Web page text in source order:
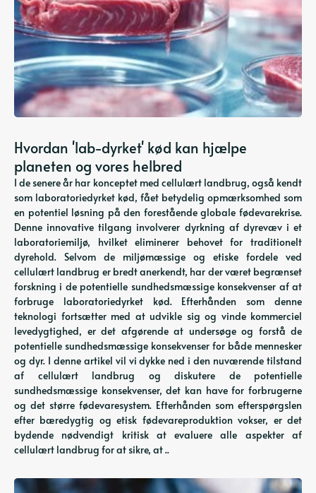
Hvordan 'lab-dyrket' kød kan hjælpe
planeten og vores helbred
I de senere år har konceptet med cellulært landbrug, også kendt
som laboratoriedyrket kød, fået betydelig opmærksomhed som
en potentiel løsning på den forestående globale fødevarekrise.
Denne innovative tilgang involverer dyrkning af dyrevæv i et
laboratoriemiljø, hvilket eliminerer behovet for traditionelt
dyrehold. Selvom de miljømæssige og etiske fordele ved
cellulært landbrug er bredt anerkendt, har der været begrænset
forskning i de potentielle sundhedsmæssige konsekvenser af at
forbruge laboratoriedyrket kød. Efterhånden som denne
teknologi fortsætter med at udvikle sig og vinde kommerciel
levedygtighed, er det afgørende at undersøge og forstå de
potentielle sundhedsmæssige konsekvenser for både mennesker
og dyr. I denne artikel vil vi dykke ned i den nuværende tilstand
af cellulært landbrug og diskutere de potentielle
sundhedsmæssige konsekvenser, det kan have for forbrugerne
og det større fødevaresystem. Efterhånden som efterspørgslen
efter bæredygtig og etisk fødevareproduktion vokser, er det
bydende nødvendigt kritisk at evaluere alle aspekter af
cellulært landbrug for at sikre, at ..